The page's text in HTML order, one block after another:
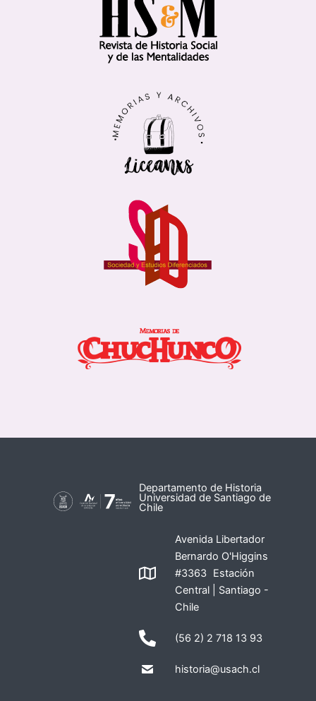
Departamento de Historia
Universidad de Santiago de
Chile
Avenida Libertador
Bernardo O'Higgins
#3363 Estación
Central | Santiago -
Chile
(56 2) 2 718 13 93
historia@usach.cl